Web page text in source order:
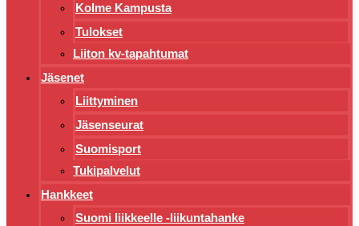
Kolme Kampusta
Tulokset
Liiton kv-tapahtumat
Jäsenet
Liittyminen
Jäsenseurat
Suomisport
Tukipalvelut
Hankkeet
Suomi liikkeelle -liikuntahanke